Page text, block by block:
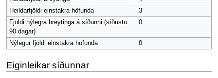
Heildarfjöldi einstakra höfunda
3
Fjöldi nýlegra breytinga á síðunni (síðustu
90 dagar)
0
Nýlegur fjöldi einstakra höfunda 0
Eiginleikar síðunnar